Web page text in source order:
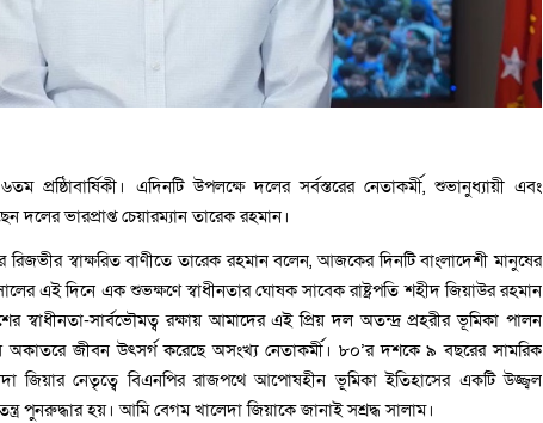
এদিনটি উপলক্ষে দলের সর্বস্তরের নেতাকর্মী, শুভানুধ্যায়ী এবং
দলের ভারপ্রাপ্ত চেয়ারম্যান তারেক রহমান।
স্বাক্ষরিত বাণীতে তারেক রহমান বলেন, আজকের দিনটি বাংলাদেশী মানুষের
এই দিনে এক শুভক্ষণে স্বাধীনতার ঘোষক সাবেক রাষ্ট্রপতি শহীদ জিয়াউর রহমান
স্বাধীনতা-সার্বভৌমত্ব রক্ষায় আমাদের এই প্রিয় দল অতন্দ্র প্রহরীর ভূমিকা পালন
অকাতরে জীবন উৎসর্গ করেছে অসংখ্য নেতাকর্মী। ৮০’র দশকে ৯ বছরের সামরিক
জিয়ার নেতৃত্বে বিএনপির রাজপথে আপোষহীন ভূমিকা ইতিহাসের একটি উজ্জ্বল
পুনরুদ্ধার হয়। আমি বেগম খালেদা জিয়াকে জানাই সশ্রদ্ধ সালাম।